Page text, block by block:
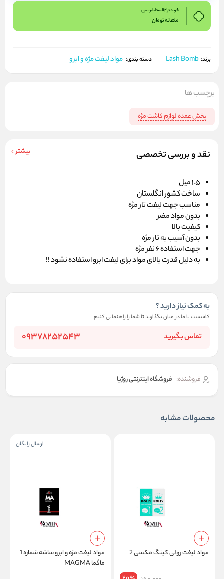
خرید در 4 قسط با ترب پی
ماهانهتومان
برند: Lash Bomb دسته بندی: مواد لیفت مژه و ابرو
نقد و بررسی تخصصی بیشتر
1.5 میل
ساخت کشور انگلستان
مناسب جهت لیفت تار مژه
بدون مواد مضر
کیفیت بالا
بدون آسیب به تار مژه
جهت استفاده 6 نفر مژه
به دلیل قدرت بالای مواد برای لیفت ابرو استفاده نشود !!
به کمک نیاز دارید ؟
کافیست با ما در میان بگذارید تا شما را راهنمایی کنیم
تماس بگیرید 09378252543
فروشنده: فروشگاه اینترنتی روژیا
برچسب ها
پخش عمده لوازم کاشت مژه
محصولات مشابه
مواد لیفت رولی کینگ مکسی 2
ارسال رایگان
مواد لیفت مژه و ابرو ساشه شماره 1
ماگما MAGMA